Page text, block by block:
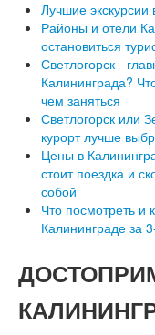
Лучшие экскурсии
Районы и отели
остановиться
Светлогорск -
Калининграда?
чем заняться
Светлогорск или
курорт лучше
Цены в
стоит поездка и
собой
Что посмотреть и
Калининграде за